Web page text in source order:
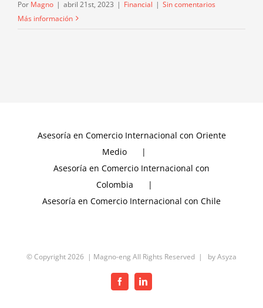
Por Magno | abril 21st, 2023 | Financial | Sin comentarios
Más información
Asesoría en Comercio Internacional con Oriente
Medio
Asesoría en Comercio Internacional con
Colombia
Asesoría en Comercio Internacional con Chile
© Copyright2026 | Magno-eng All Rights Reserved | byAsyza
FacebookLinkedIn